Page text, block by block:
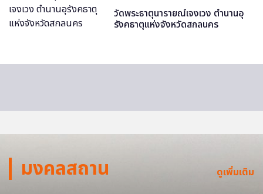
วัดพระธาตุนารายณ์เจงเวง ตำนานอุ
รังคธาตุแห่งจังหวัดสกลนคร
มงคลสถาน ดูเพิ่มเติม